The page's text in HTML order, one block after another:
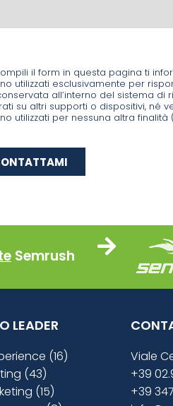
compili il form in questa pagina ti
utilizzati esclusivamente per
all’interno del sistema di
su altri supporti o dispositivi, né
per nessuna altra finalità
Semrush
LEADER
(16)
(43)
(15)
Viale
+39
+39